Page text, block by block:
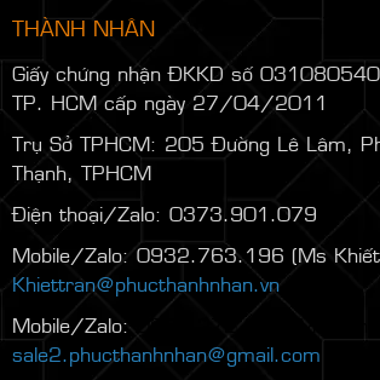
THÀNH NHÂN
Giấy chứng nhận ĐKKD số
TP. HCM cấp ngày 27/04/2011
Trụ Sở TPHCM: 205 Đường Lê Lâm,
Thạnh, TPHCM
Điện thoại/Zalo: 0373.901.079
Mobile/Zalo: 0932.763.196 (Ms
Khiettran@phucthanhnhan.vn
Mobile/Zalo:
0986.272.500
sale2.phucthanhnhan@gmail.com